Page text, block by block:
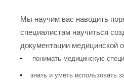
Мы научим вас наводить
специалистам научиться
документации медицинской
понимать медицинскую
знать и уметь использовать